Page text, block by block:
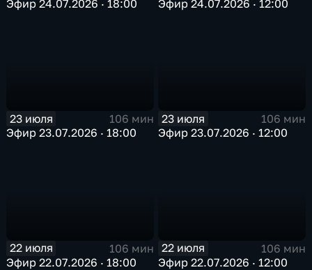
Эфир 24.07.2026 · 18:00
Эфир 24.07.2026 · 12:00
23 июля
106 мин
Эфир 23.07.2026 · 18:00
23 июля
106 мин
Эфир 23.07.2026 · 12:00
22 июля
106 мин
Эфир 22.07.2026 · 18:00
22 июля
106 мин
Эфир 22.07.2026 · 12:00